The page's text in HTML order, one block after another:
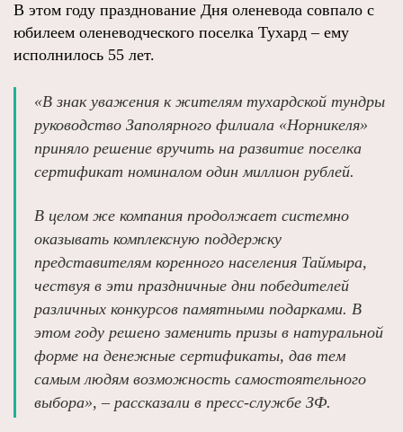
В этом году празднование Дня оленевода совпало с
юбилеем оленеводческого поселка Тухард – ему
исполнилось 55 лет.
«В знак уважения к жителям тухардской тундры
руководство Заполярного филиала «Норникеля»
приняло решение вручить на развитие поселка
сертификат номиналом один миллион рублей.
В целом же компания продолжает системно
оказывать комплексную поддержку
представителям коренного населения Таймыра,
чествуя в эти праздничные дни победителей
различных конкурсов памятными подарками. В
этом году решено заменить призы в натуральной
форме на денежные сертификаты, дав тем
самым людям возможность самостоятельного
выбора», – рассказали в пресс-службе ЗФ.